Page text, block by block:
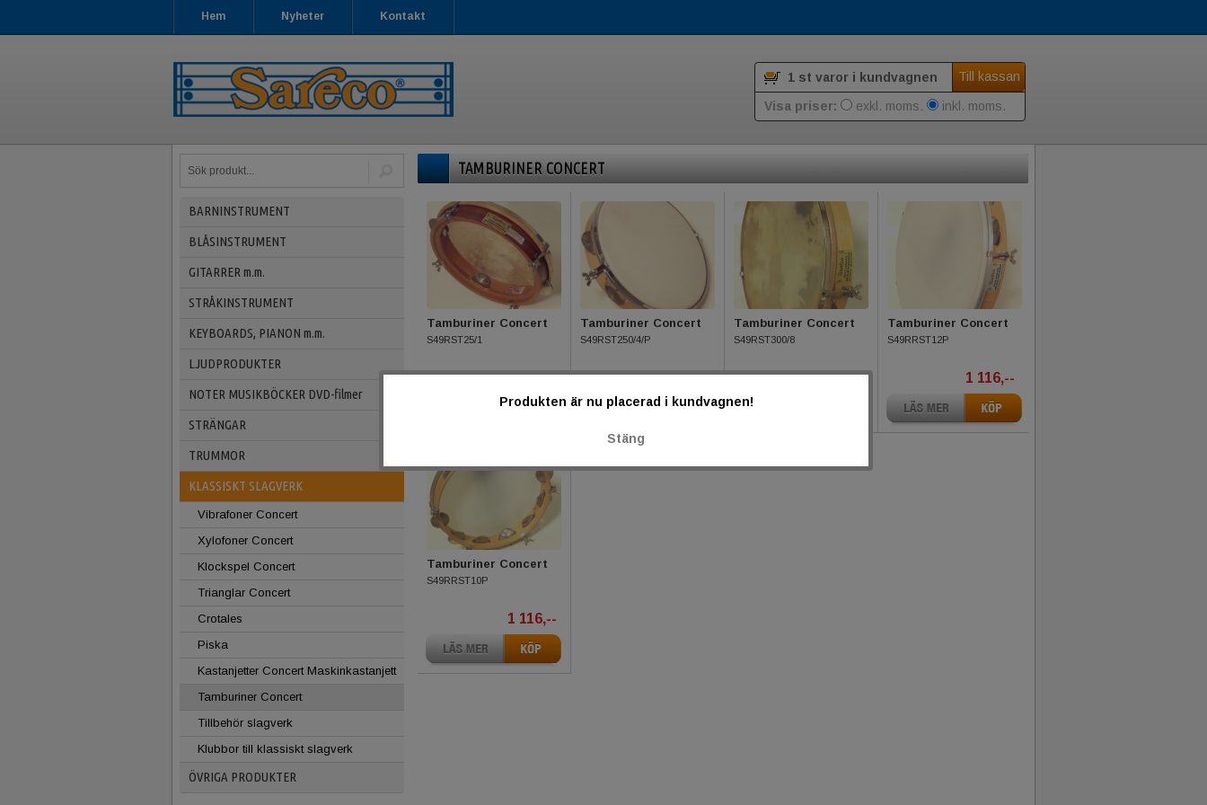
Hem Nyheter Kontakt
Till kassan
1 st varor i kundvagnen
Visa priser:
exkl. moms. inkl. moms.
Produkten är nu placerad i kundvagnen!
Stäng
BARNINSTRUMENT
BLÅSINSTRUMENT
GITARRER m.m.
STRÅKINSTRUMENT
KEYBOARDS, PIANON m.m.
LJUDPRODUKTER
NOTER MUSIKBÖCKER DVD-filmer
STRÄNGAR
TRUMMOR
KLASSISKT SLAGVERK
Vibrafoner Concert
Xylofoner Concert
Klockspel Concert
Trianglar Concert
Crotales
Piska
Kastanjetter Concert Maskinkastanjett
Tamburiner Concert
Tillbehör slagverk
Klubbor till klassiskt slagverk
ÖVRIGA PRODUKTER
TAMBURINER CONCERT
Tamburiner Concert
S49RST25/1
563,--
Tamburiner Concert
S49RST250/4/P
700,--
Tamburiner Concert
S49RST300/8
788,--
Tamburiner Concert
S49RRST12P
1 116,--
Tamburiner Concert
S49RRST10P
1 116,--